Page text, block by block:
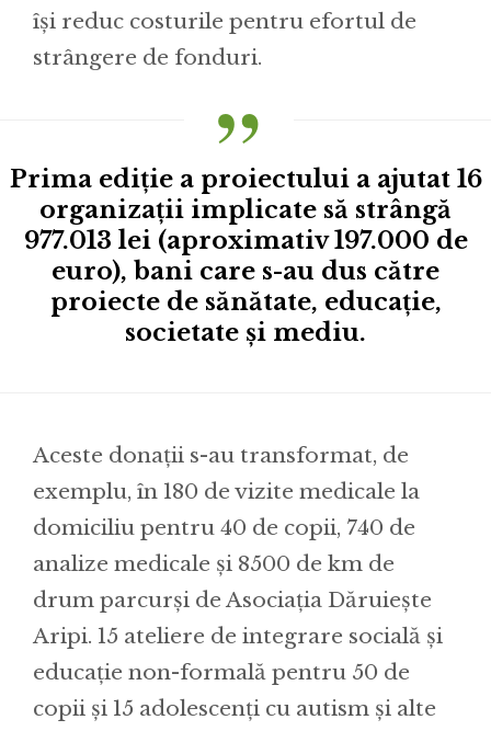
își reduc costurile pentru efortul de
strângere de fonduri.
Prima ediție a proiectului a ajutat 16
organizații implicate să strângă
977.013 lei (aproximativ 197.000 de
euro), bani care s-au dus către
proiecte de sănătate, educație,
societate și mediu.
Aceste donații s-au transformat, de
exemplu, în 180 de vizite medicale la
domiciliu pentru 40 de copii, 740 de
analize medicale și 8500 de km de
drum parcurși de Asociația Dăruiește
Aripi. 15 ateliere de integrare socială și
educație non-formală pentru 50 de
copii și 15 adolescenți cu autism și alte